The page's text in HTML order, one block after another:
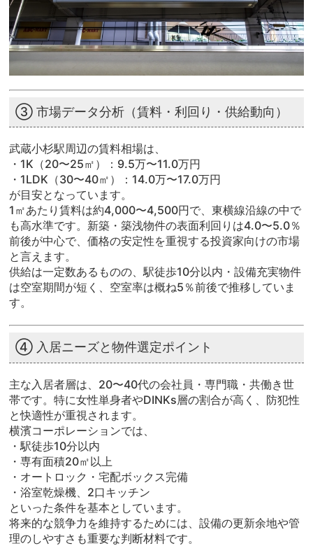
③ 市場データ分析（賃料・利回り・供給動向）
武蔵小杉駅周辺の賃料相場は、
・1K（20〜25㎡）：9.5万〜11.0万円
・1LDK（30〜40㎡）：14.0万〜17.0万円
が目安となっています。
1㎡あたり賃料は約4,000〜4,500円で、東横線沿線の中で
も高水準です。新築・築浅物件の表面利回りは4.0〜5.0％
前後が中心で、価格の安定性を重視する投資家向けの市場
と言えます。
供給は一定数あるものの、駅徒歩10分以内・設備充実物件
は空室期間が短く、空室率は概ね5％前後で推移していま
す。
④ 入居ニーズと物件選定ポイント
主な入居者層は、20〜40代の会社員・専門職・共働き世
帯です。特に女性単身者やDINKs層の割合が高く、防犯性
と快適性が重視されます。
横濱コーポレーションでは、
・駅徒歩10分以内
・専有面積20㎡以上
・オートロック・宅配ボックス完備
・浴室乾燥機、2口キッチン
といった条件を基本としています。
将来的な競争力を維持するためには、設備の更新余地や管
理のしやすさも重要な判断材料です。